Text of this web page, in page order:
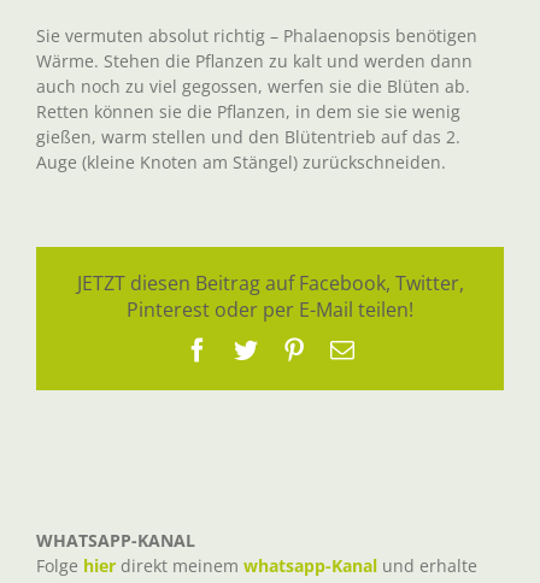
Sie vermuten absolut richtig – Phalaenopsis benötigen
Wärme. Stehen die Pflanzen zu kalt und werden dann
auch noch zu viel gegossen, werfen sie die Blüten ab.
Retten können sie die Pflanzen, in dem sie sie wenig
gießen, warm stellen und den Blütentrieb auf das 2.
Auge (kleine Knoten am Stängel) zurückschneiden.
JETZT diesen Beitrag auf Facebook, Twitter,
Pinterest oder per E-Mail teilen!
Facebook
TwitterPinterest
E-
WHATSAPP-KANAL
Folge hier direkt meinem whatsapp-Kanal und erhalte